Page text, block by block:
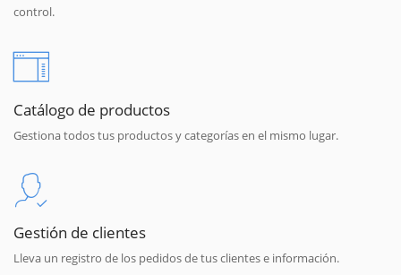
control.
Catálogo de productos
Gestiona todos tus productos y categorías en el mismo lugar.
Gestión de clientes
Lleva un registro de los pedidos de tus clientes e información.